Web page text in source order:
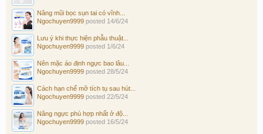
Nâng mũi bọc sụn tai có vĩnh...
Ngochuyen9999 posted 14/6/24
Lưu ý khi thực hiện phẫu thuật...
Ngochuyen9999 posted 1/6/24
Nên mặc áo định ngực bao lâu...
Ngochuyen9999 posted 28/5/24
Cách hạn chế mỡ tích tụ sau hút...
Ngochuyen9999 posted 22/5/24
Nâng ngực phù hợp nhất ở độ...
Ngochuyen9999 posted 16/5/24